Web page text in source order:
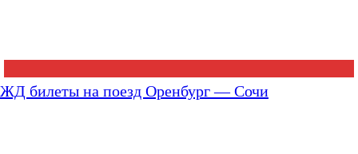
ЖД билеты на поезд Оренбург — Сочи